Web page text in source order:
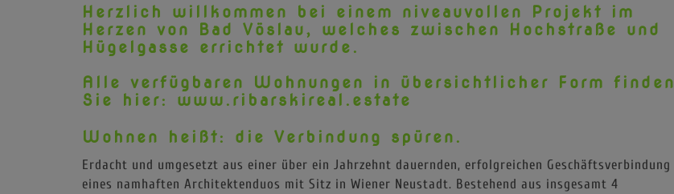
Herzlich willkommen bei einem niveauvollen Projekt im
Herzen von Bad Vöslau, welches zwischen Hochstraße und
Hügelgasse errichtet wurde.
Alle verfügbaren Wohnungen in übersichtlicher Form finden
Sie hier: www.ribarskireal.estate
Wohnen heißt: die Verbindung spüren.
Erdacht und umgesetzt aus einer über ein Jahrzehnt dauernden, erfolgreichen Geschäftsverbindung
eines namhaften Architektenduos mit Sitz in Wiener Neustadt. Bestehend aus insgesamt 4